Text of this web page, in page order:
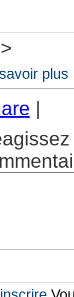
plus
|